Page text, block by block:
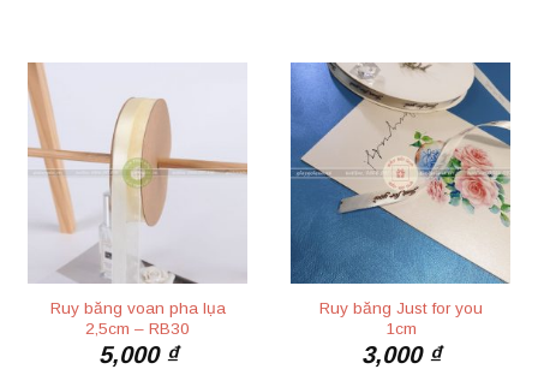
Ruy băng voan pha lụa
2,5cm – RB30
5,000 ₫
Ruy băng Just for you
1cm
3,000 ₫